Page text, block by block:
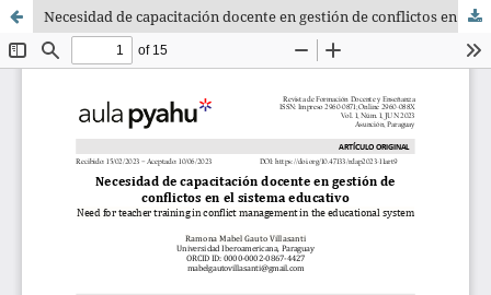
Necesidad de capacitación docente en gestión de conflictos en el sistema educativo